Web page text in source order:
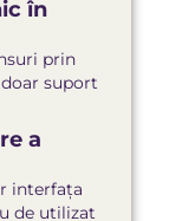
în
prin
suport
a
interfața
de utilizat